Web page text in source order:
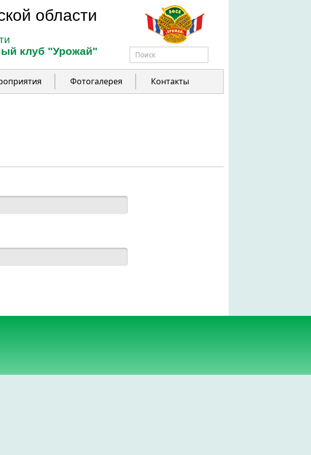
области
клуб "Урожай"
Форма поиска
Фотогалерея Контакты